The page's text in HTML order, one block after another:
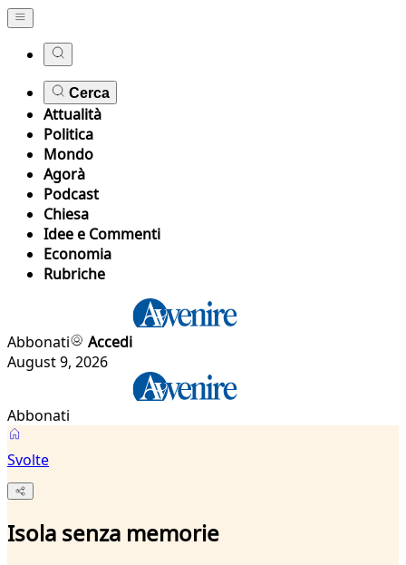
Cerca
Attualità
Politica
Mondo
Agorà
Podcast
Chiesa
Idee e Commenti
Economia
Rubriche
Abbonati
Accedi
August 9, 2026
Abbonati
Svolte
Isola senza memorie